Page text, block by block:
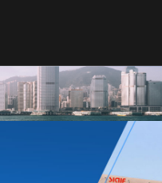
產(chǎn)品中心